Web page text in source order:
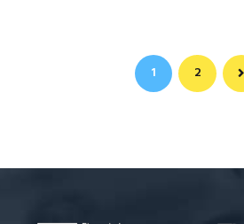
1 2
>